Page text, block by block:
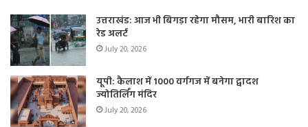
उत्तराखंड: आज भी बिगड़ा रहेगा मौसम, भारी बारिश का
रेड अलर्ट
July 20, 2026
यूपी: कैलाश में 1000 वर्गगज में बनेगा द्वादश
ज्योतिर्लिंग मंदिर
July 20, 2026